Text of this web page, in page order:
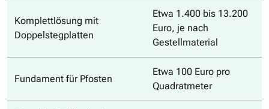
Komplettlösung mit
Doppelstegplatten
Etwa 1.400 bis 13.200
Euro, je nach
Gestellmaterial
Fundament für Pfosten
Etwa 100 Euro pro
Quadratmeter